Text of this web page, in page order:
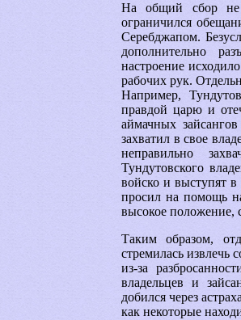
На общий сбор не
ограничился
Серебджапом.
дополнительно
настроение
рабочих рук.
Например,
правдой царю и
аймачных
захватил в свое
неправильно
Тундутовского
войско и выступят в
просил на помощь
высокое положение,
Таким образом,
стремилась извлечь
из-за
владельцев и
добился через
как некоторые